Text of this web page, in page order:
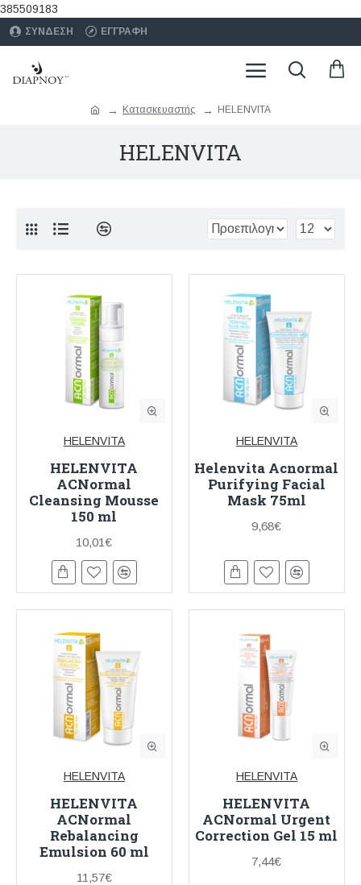
385509183
ΣΥΝΔΕΣΗ ΕΓΓΡΑΦΗ
Κατασκευαστής HELENVITA
HELENVITA
HELENVITA
HELENVITA
ACNormal
Cleansing Mousse
150 ml
10,01€
HELENVITA
Helenvita Acnormal
Purifying Facial
Mask 75ml
9,68€
HELENVITA
HELENVITA
ACNormal
Rebalancing
Emulsion 60 ml
11,57€
HELENVITA
HELENVITA
ACNormal Urgent
Correction Gel 15 ml
7,44€